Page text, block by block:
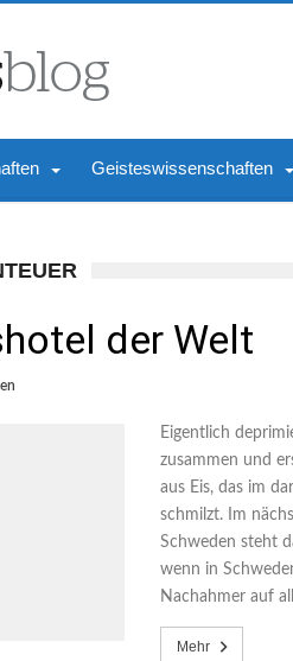
Geisteswissenschaften
der Welt
Eigentlich
zusammen und
aus Eis, das im
schmilzt. Im
Schweden steht
wenn in
Nachahmer auf
Mehr